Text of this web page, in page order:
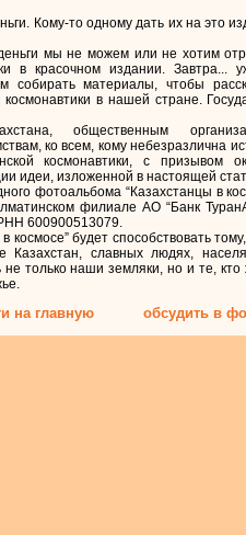
Кому-то одному дать их на это
мы не можем или не хотим
в красочном издании. Завтра...
собирать материалы, чтобы
в нашей стране.
общественным
ко всем, кому небезразлична
космонавтики, с призывом
идеи, изложенной в настоящей
фотоальбома “Казахстанцы в
филиале АО “Банк
600900513079.
будет способствовать
славных людях,
только наши земляки, но и те, кто
на главную обсудить в